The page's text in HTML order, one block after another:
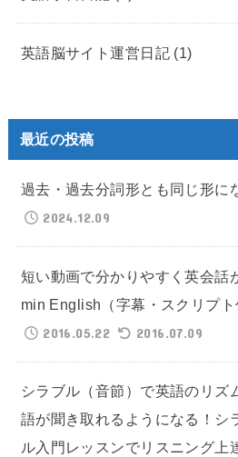
英語脳サイト運営日記 (1)
最近の投稿
過去・過去分詞形とも同じ形に
2024.12.09
短い動画で分かりやすく英会話
min English（字幕・スクリプト
2016.05.22
2016.07.09
シラブル（音節）で英語のリズ
語が聞き取れるようになる！シ
ル入門レッスンでリスニング上